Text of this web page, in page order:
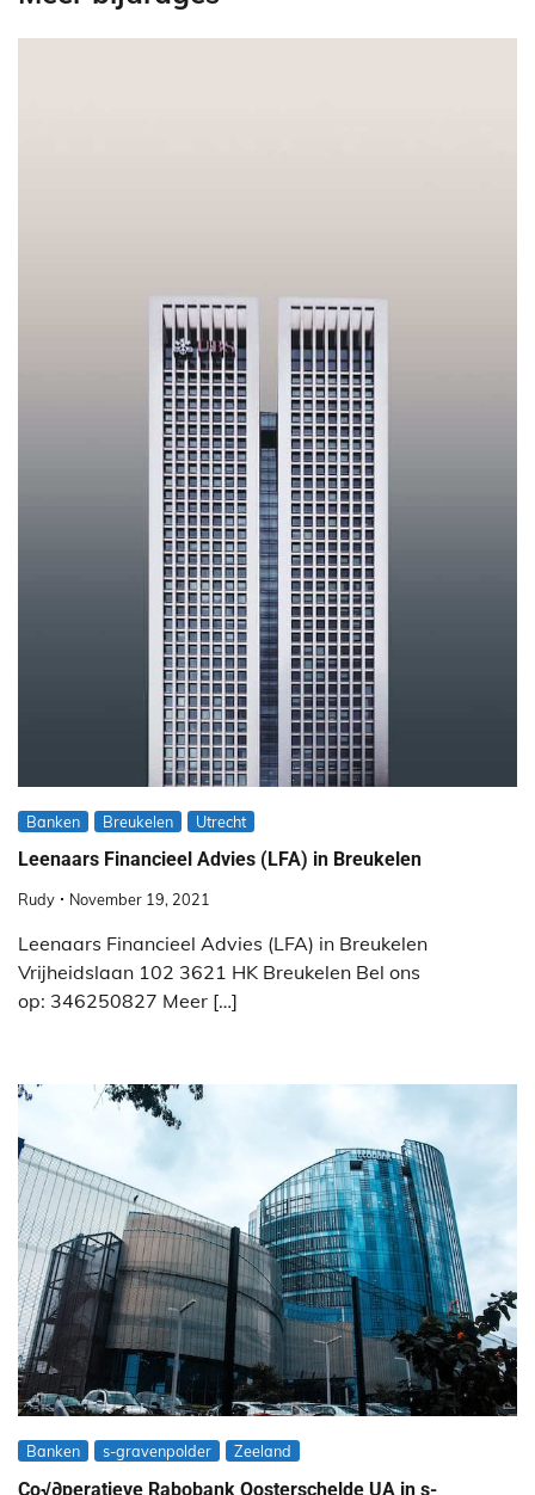
Banken Breukelen Utrecht
Leenaars Financieel Advies (LFA) in Breukelen
Rudy November 19, 2021
Leenaars Financieel Advies (LFA) in Breukelen
Vrijheidslaan 102 3621 HK Breukelen Bel ons
op: 346250827 Meer […]
Banken s-gravenpolder Zeeland
Co√∂peratieve Rabobank Oosterschelde UA in s-